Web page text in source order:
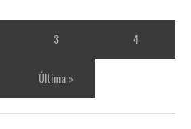
3 4
Última »